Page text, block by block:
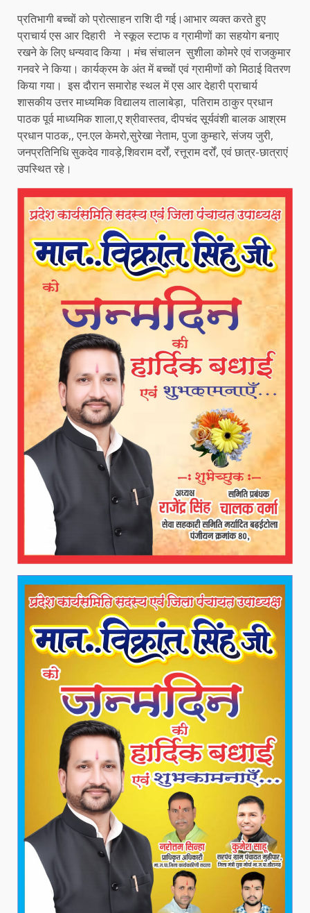
प्रतिभागी बच्चों को प्रोत्साहन राशि दी गई।आभार व्यक्त करते हुए
प्राचार्य एस आर दिहारी ने स्कूल स्टाफ व ग्रामीणों का सहयोग बनाए
रखने के लिए धन्यवाद किया । मंच संचालन सुशीला कोमरे एवं राजकुमार
गनवरे ने किया। कार्यक्रम के अंत में बच्चों एवं ग्रामीणों को मिठाई वितरण
किया गया। इस दौरान समारोह स्थल में एस आर देहारी प्राचार्य
शासकीय उत्तर माध्यमिक विद्यालय तालाबेड़ा, पतिराम ठाकुर प्रधान
पाठक पूर्व माध्यमिक शाला,ए श्रीवास्तव, दीपचंद सूर्यवंशी बालक आश्रम
प्रधान पाठक,, एन.एल केमरो,सुरेखा नेताम, पुजा कुम्हारे, संजय जुरी,
जनप्रतिनिधि सुकदेव गावड़े,शिवराम दर्रों, रत्तूराम दर्रों, एवं छात्र-छात्राएं
उपस्थित रहे।